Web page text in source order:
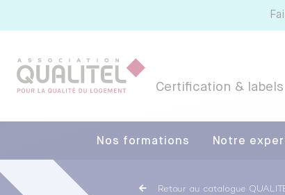
Certification & labels
Outils
Nos formations Notre
Retour au catalogue